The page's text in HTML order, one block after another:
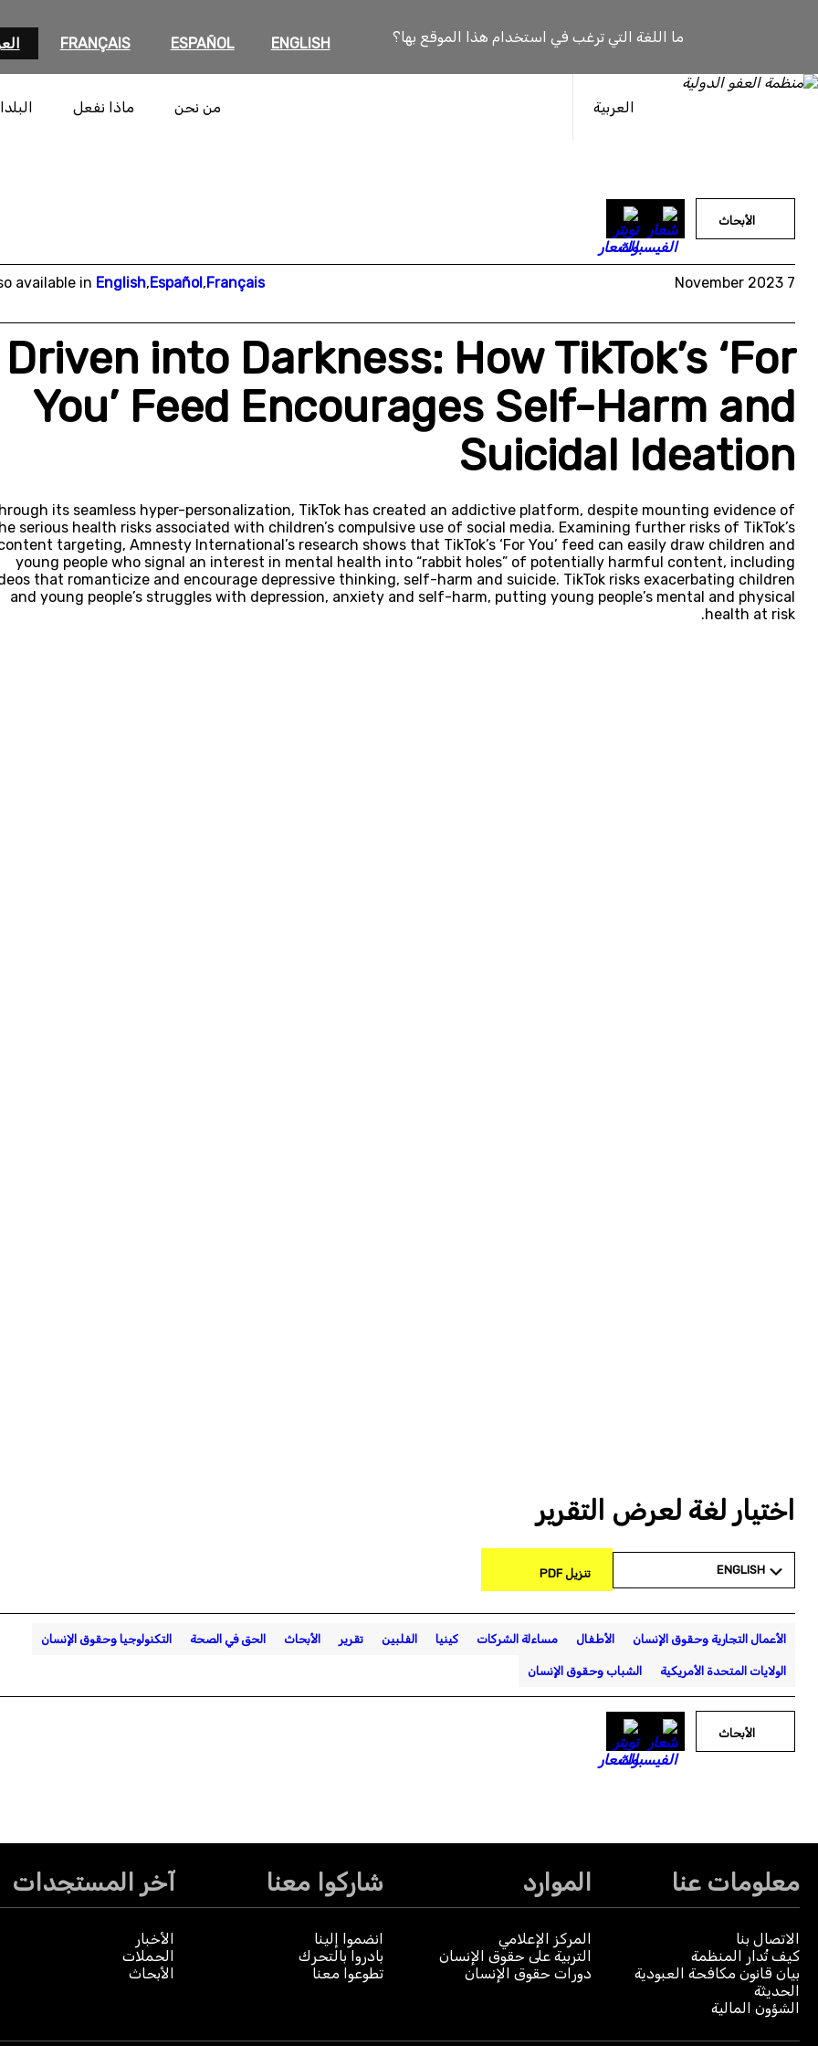
ما اللغة التي ترغب في استخدام هذا الموقع بها؟ ENGLISH
ESPAÑOL
FRANÇAIS
العربية من نحن ماذا نفعل
الأبحاث
7 November 2023
available in English,Español,Français
Driven into Darkness: How TikTok’s ‘For
You’ Feed Encourages Self-Harm and
Suicidal Ideation
its seamless hyper-personalization, TikTok has created an addictive platform, despite mounting evidence of
serious health risks associated with children’s compulsive use of social media. Examining further risks of TikTok’s
targeting, Amnesty International’s research shows that TikTok’s ‘For You’ feed can easily draw children and
young people who signal an interest in mental health into “rabbit holes” of potentially harmful content, including
that romanticize and encourage depressive thinking, self-harm and suicide. TikTok risks exacerbating children
and young people’s struggles with depression, anxiety and self-harm, putting young people’s mental and physical
health at risk.
اختيار لغة لعرض التقرير
ENGLISH تنزيل PDF
الأعمال التجارية وحقوق الإنسان الأطفال مساءلة الشركات كينيا الفلبين تقرير الأبحاث الحق في الصحة التكنولوجيا وحقوق الإنسان
الولايات المتحدة الأمريكية الشباب وحقوق الإنسان
الأبحاث
معلومات عنا
الاتصال بنا
كيف تُدار المنظمة
بيان قانون مكافحة العبودية
الحديثة
الشؤون المالية
الموارد
المركز الإعلامي
التربية على حقوق الإنسان
دورات حقوق الإنسان
شاركوا معنا
انضموا إلينا
بادروا بالتحرك
تطوعوا معنا
آخر المستجدات
الأخبار
الحملات
الأبحاث